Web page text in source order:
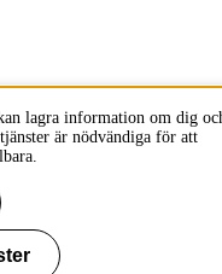
lagra information om dig
är nödvändiga för att